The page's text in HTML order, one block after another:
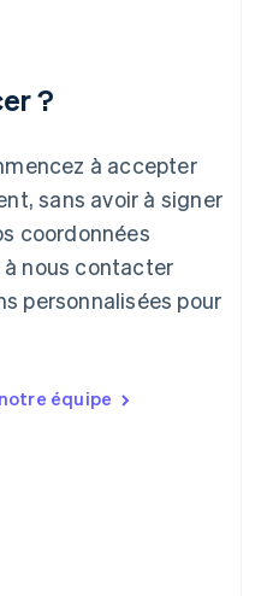
?
à accepter
sans avoir à signer
coordonnées
à nous contacter
personnalisées pour
équipe